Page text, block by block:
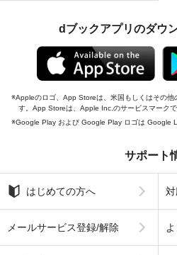
dブックアプリのダウ
Appleのロゴ、App Storeは、米国もしくはその
す。App Storeは、Apple Inc.のサービスマークで
Google Play および Google Play ロゴは Google
サポート
はじめての方へ
メールサービス登録/解除